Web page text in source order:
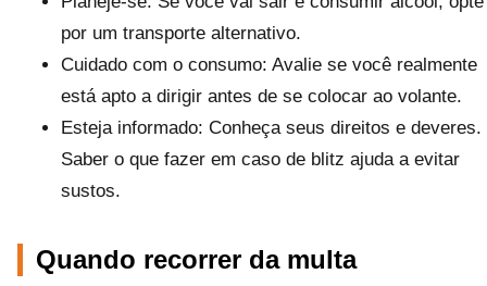
por um transporte alternativo.
Cuidado com o consumo: Avalie se você realmente
está apto a dirigir antes de se colocar ao volante.
Esteja informado: Conheça seus direitos e deveres.
Saber o que fazer em caso de blitz ajuda a evitar
sustos.
Quando recorrer da multa